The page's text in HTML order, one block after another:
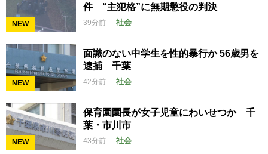
NEW
件 “主犯格”に無期懲役の判決
39分前 社会
NEW
面識のない中学生を性的暴行か 56歳男を
逮捕 千葉
42分前 社会
NEW
保育園園長が女子児童にわいせつか 千
葉・市川市
43分前 社会